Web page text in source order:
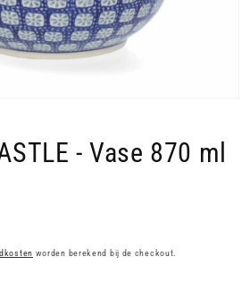
- Vase 870 ml
worden berekend bij de checkout.